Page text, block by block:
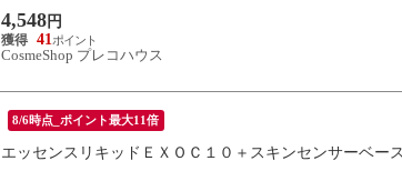
4,548 円
41
CosmeShop プレコハウス
8/6時点_ポイント最大11倍
エッセンスリキッドＥＸＯＣ１０＋スキンセンサーベー